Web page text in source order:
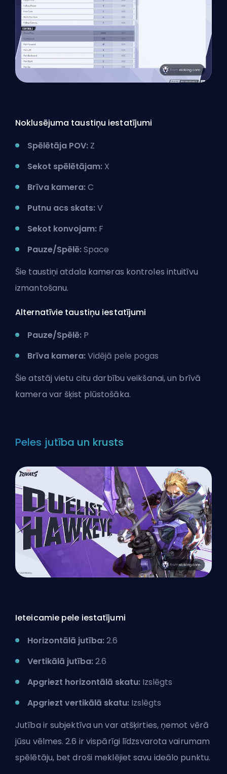
Noklusējuma taustiņu iestatījumi
Spēlētāja POV: Z
Sekot spēlētājam: X
Brīva kamera:C
Putnu acs skats:V
Sekot konvojam: F
Pauze/Spēlē:Space
Šie taustiņi atdala kameras kontroles intuitīvu
izmantošanu.
Alternatīvie taustiņu iestatījumi
Pauze/Spēlē: P
Brīva kamera:Vidējā pele pogas
Šie atstāj vietu citu darbību veikšanai, un brīvā
kamera var šķist plūstošāka.
Peles jutība un krusts
Ieteicamie pele iestatījumi
Horizontālā jutība:2.6
Vertikālā jutība:2.6
Apgriezt horizontālā skatu: Izslēgts
Apgriezt vertikālā skatu: Izslēgts
Jutība ir subjektīva un var atšķirties, ņemot vērā
jūsu vēlmes. 2.6 ir vispārīgi līdzsvarota vairumam
spēlētāju, bet droši meklējiet savu ideālo punktu.